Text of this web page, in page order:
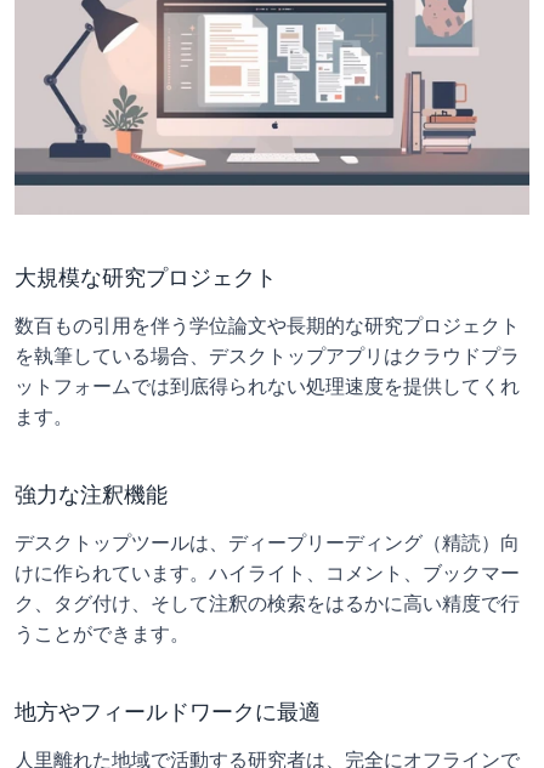
大規模な研究プロジェクト
数百もの引用を伴う学位論文や長期的な研究プロジェクト
を執筆している場合、デスクトップアプリはクラウドプラ
ットフォームでは到底得られない処理速度を提供してくれ
ます。
強力な注釈機能
デスクトップツールは、ディープリーディング（精読）向
けに作られています。ハイライト、コメント、ブックマー
ク、タグ付け、そして注釈の検索をはるかに高い精度で行
うことができます。
地方やフィールドワークに最適
人里離れた地域で活動する研究者は、完全にオフラインで